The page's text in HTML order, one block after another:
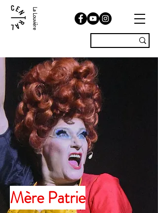
La Louvière
Mère Patrie